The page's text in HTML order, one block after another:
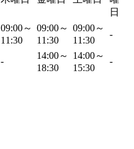
日
09:00～
11:30
09:00～
11:30
09:00～
11:30
-
-
14:00～
18:30
14:00～
15:30
-